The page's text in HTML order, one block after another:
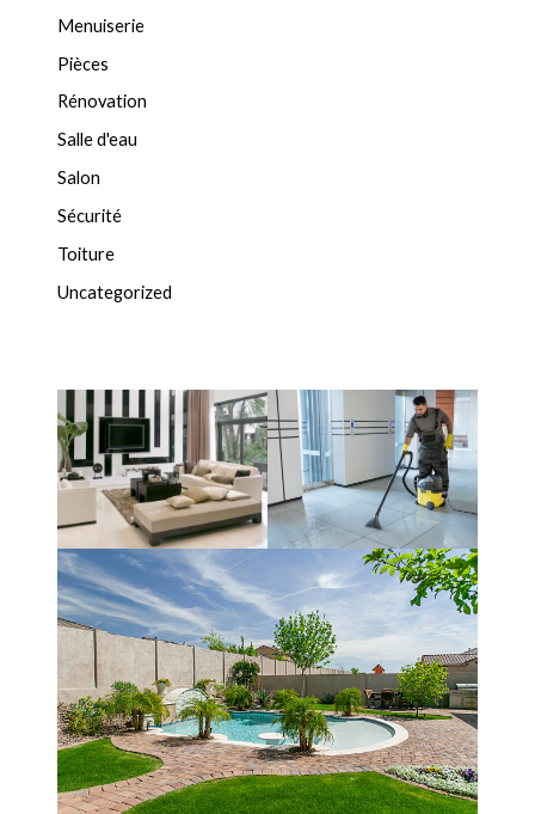
Menuiserie
Pièces
Rénovation
Salle d'eau
Salon
Sécurité
Toiture
Uncategorized